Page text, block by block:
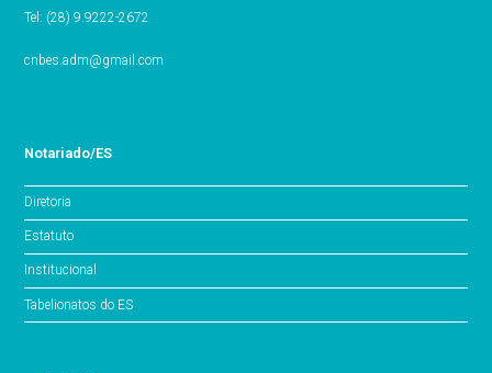
Tel: (28) 9.9222-2672
cnbes.adm@gmail.com
Notariado/ES
Diretoria
Estatuto
Institucional
Tabelionatos do ES